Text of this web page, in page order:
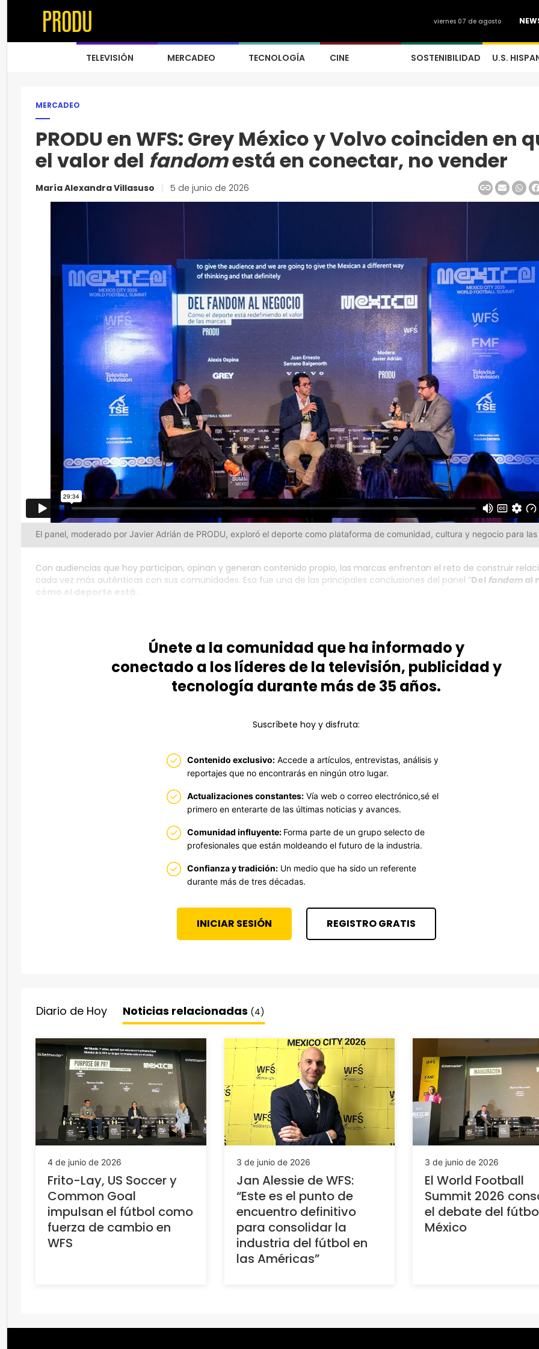
viernes 07 de agosto
TELEVISIÓN MERCADEO TECNOLOGÍA CINE SOSTENIBILIDAD U.S.
MERCADEO
PRODU en WFS: Grey México y Volvo coinciden en
el valor del fandomestá en conectar, no vender
María Alexandra Villasuso 5 de junio de 2026
El panel, moderado por Javier Adrián de PRODU, exploró el deporte como plataforma de comunidad, cultura y negocio para
Con audiencias que hoy participan, opinan y generan contenido propio, las marcas enfrentan el reto de construir
cada vez más auténticas con sus comunidades. Esa fue una de las principales conclusiones del panel “Del fandom al
cómo el deporte está
Únete a la comunidad que ha informado y
conectado a los líderes de la televisión, publicidad y
tecnología durante más de 35 años.
Suscríbete hoy y disfruta:
Contenido exclusivo:Accede a artículos, entrevistas, análisis y
reportajes que no encontrarás en ningún otro lugar.
Actualizaciones constantes:Vía web o correo electrónico,sé el
primero en enterarte de las últimas noticias y avances.
Comunidad influyente: Forma parte de un grupo selecto de
profesionales que están moldeando el futuro de la industria.
Confianza y tradición:Un medio que ha sido un referente
durante más de tres décadas.
INICIAR SESIÓN REGISTRO GRATIS
Diario de Hoy Noticias relacionadas (4)
4 de junio de 2026
Frito-Lay, US Soccer y
Common Goal
impulsan el fútbol como
fuerza de cambio en
WFS
3 de junio de 2026
Jan Alessie de WFS:
“Este es el punto de
encuentro definitivo
para consolidar la
industria del fútbol en
las Américas”
3 de junio de 2026
El World Football
Summit 2026
el debate del
México